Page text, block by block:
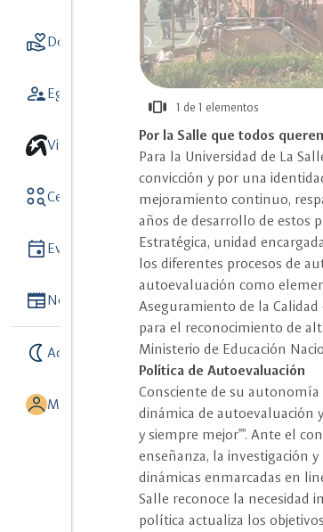
volunteer_activismDonaciones
supervisor_accountEgresados
Vive unisalle
action_keyCentros y Observatorios
event Eventos
NewspaperNoticias
nightlight Activar modo noche
MI UNISALLE
view_carousel
más
información
1 de 1 elementos
Por la Salle que todos
Para la Universidad de La
convicción y por una
mejoramiento continuo,
años de desarrollo de estos
Estratégica, unidad
los diferentes procesos de
autoevaluación como
Aseguramiento de la
para el reconocimiento de
Ministerio de Educación
Política de Autoevaluación
Consciente de su autonomía
dinámica de autoevaluación
y siempre mejor"". Ante el
enseñanza, la investigación
dinámicas enmarcadas en
Salle reconoce la necesidad
política actualiza los